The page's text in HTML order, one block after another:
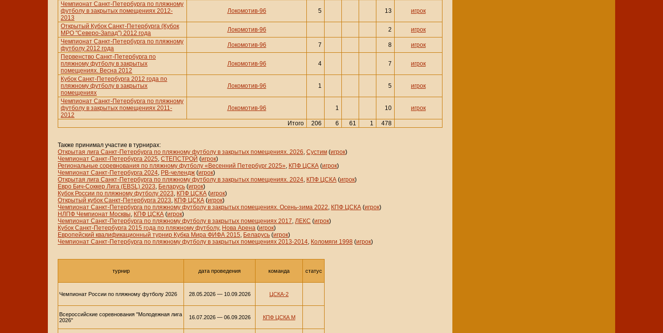
Чемпионат Санкт-Петербурга по пляжному
футболу в закрытых помещениях 2012-
2013
Локомотив-96 5 13 игрок
Открытый Кубок Санкт-Петербурга (Кубок
МРО "Северо-Запад") 2012 года
Локомотив-96 2
игрок
Чемпионат Санкт-Петербурга по пляжному
футболу 2012 года
Локомотив-96 7 8
игрок
Первенство Санкт-Петербурга по
пляжному футболу в закрытых
помещениях. Весна 2012
Локомотив-96 4 7 игрок
Кубок Санкт-Петербурга 2012 года по
пляжному футболу в закрытых
помещениях
Локомотив-96 1 5 игрок
Чемпионат Санкт-Петербурга по пляжному
футболу в закрытых помещениях 2011-
2012
Локомотив-96 1 10 игрок
Итого 206 6 61 1 478
Также принимал участие в турнирах:
Открытая лига Санкт-Петербурга по пляжному футболу в закрытых помещениях. 2026, Сустим (игрок)
Чемпионат Санкт-Петербурга 2025, СТЕПСТРОЙ (игрок)
Региональные соревнования по пляжному футболу «Весенний Петербург 2025», КПФ ЦСКА (игрок)
Чемпионат Санкт-Петербурга 2024, РВ-челендж (игрок)
Открытая лига Санкт-Петербурга по пляжному футболу в закрытых помещениях. 2024, КПФ ЦСКА (игрок)
Евро Бич-Соккер Лига (EBSL) 2023, Беларусь (игрок)
Кубок России по пляжному футболу 2023, КПФ ЦСКА (игрок)
Открытый кубок Санкт-Петербурга 2023, КПФ ЦСКА (игрок)
Чемпионат Санкт-Петербурга по пляжному футболу в закрытых помещениях. Осень-зима 2022, КПФ ЦСКА (игрок)
НЛПФ Чемпионат Москвы, КПФ ЦСКА (игрок)
Чемпионат Санкт-Петербурга по пляжному футболу в закрытых помещениях 2017, ЛЕКС (игрок)
Кубок Санкт-Петербурга 2015 года по пляжному футболу, Нова Арена (игрок)
Европейский квалификационный турнир Кубка Мира ФИФА 2015, Беларусь (игрок)
Чемпионат Санкт-Петербурга по пляжному футболу в закрытых помещениях 2013-2014, Коломяги 1998 (игрок)
турнир дата проведения команда статус
Чемпионат России по пляжному футболу 2026 28.05.2026 — 10.09.2026 ЦСКА-2
Всероссийские соревнования "Молодежная лига
2026"
16.07.2026 — 06.09.2026 КПФ ЦСКА М